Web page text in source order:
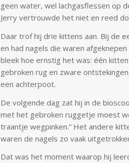
geen water, wel lachgasflessen op
Jerry vertrouwde het niet en reed
Daar trof hij drie kittens aan. Bij de
en had nagels die waren
bleek hoe ernstig het was: één
gebroken rug en zware
een achterpoot.
De volgende dag zat hij in de
met het gebroken ruggetje moest
traantje wegpinken.” Het andere
waren de nagels zo vaak
Dat was het moment waarop hij